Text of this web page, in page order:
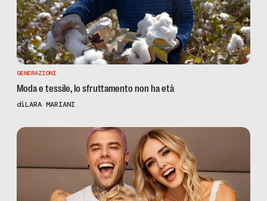
GENERAZIONI
Moda e tessile, lo sfruttamento non ha età
diLARA MARIANI